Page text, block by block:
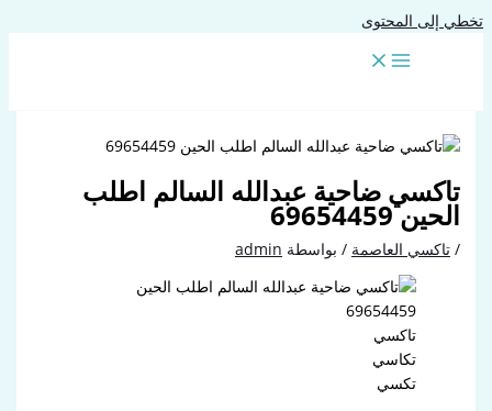
تخطي إلى المحتوى
تاكسي ضاحية عبدالله السالم اطلب
الحين 69654459
/تاكسي العاصمة / بواسطة admin
تاكسي
تكاسي
تكسي